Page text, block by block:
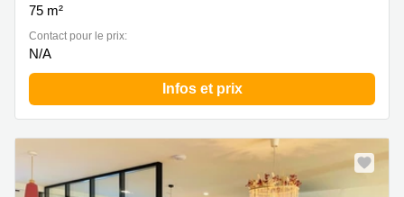
75 m²
Contact pour le prix:
N/A
Infos et prix